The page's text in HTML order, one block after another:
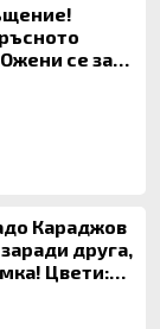
се за
Караджов
друга,
Цвети: